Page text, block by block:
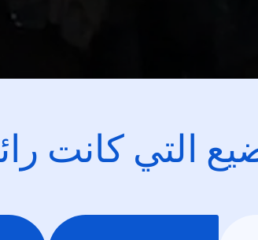
التي كانت